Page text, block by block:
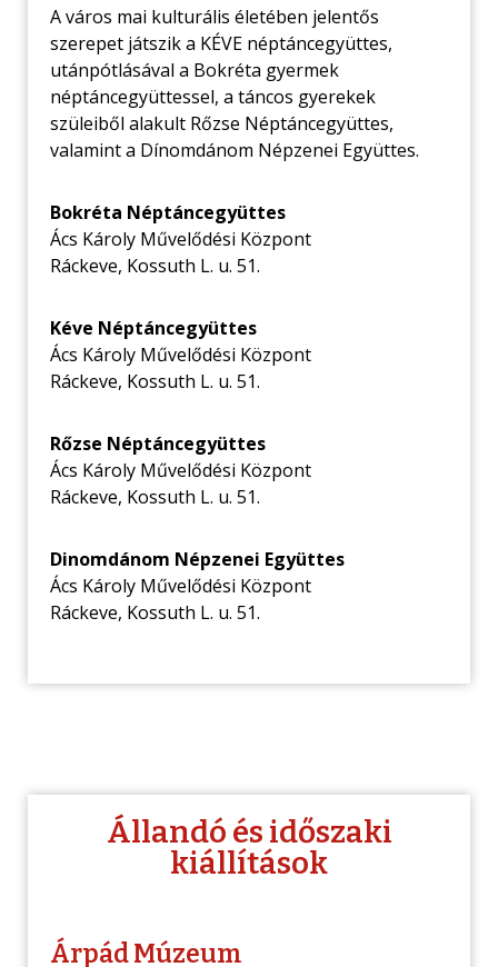
A város mai kulturális életében jelentős
szerepet játszik a KÉVE néptáncegyüttes,
utánpótlásával a Bokréta gyermek
néptáncegyüttessel, a táncos gyerekek
szüleiből alakult Rőzse Néptáncegyüttes,
valamint a Dínomdánom Népzenei Együttes.
Bokréta Néptáncegyüttes
Ács Károly Művelődési Központ
Ráckeve, Kossuth L. u. 51.
Kéve Néptáncegyüttes
Ács Károly Művelődési Központ
Ráckeve, Kossuth L. u. 51.
Rőzse Néptáncegyüttes
Ács Károly Művelődési Központ
Ráckeve, Kossuth L. u. 51.
Dinomdánom Népzenei Együttes
Ács Károly Művelődési Központ
Ráckeve, Kossuth L. u. 51.
Állandó és időszaki
kiállítások
Árpád Múzeum